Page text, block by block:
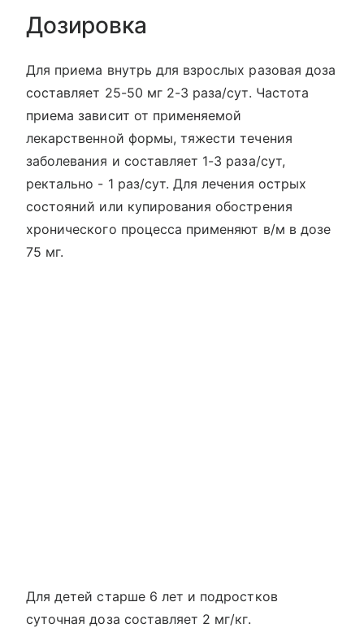
Дозировка
Для приема внутрь для взрослых разовая доза
составляет 25-50 мг 2-3 раза/сут. Частота
приема зависит от применяемой
лекарственной формы, тяжести течения
заболевания и составляет 1-3 раза/сут,
ректально - 1 раз/сут. Для лечения острых
состояний или купирования обострения
хронического процесса применяют в/м в дозе
75 мг.
Для детей старше 6 лет и подростков
суточная доза составляет 2 мг/кг.